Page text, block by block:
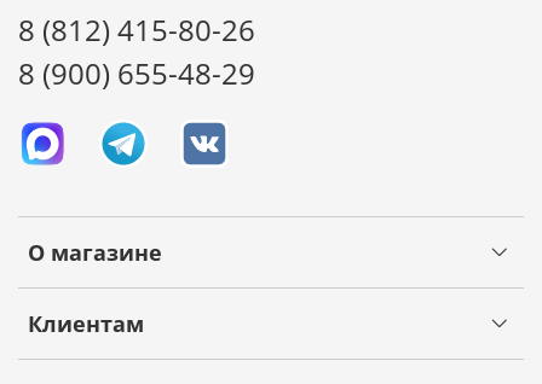
О магазине
Клиентам
8 (812) 415-80-26
8 (900) 655-48-29